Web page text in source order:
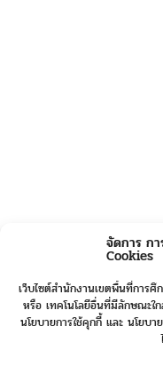
จัดการ ก
Cookies
เว็บไซต์สำนักงานเขตพื้นที่การ
หรือ เทคโนโลยีอื่นที่มีลักษณะใ
นโยบายการใช้คุกกี้ และ นโยบ